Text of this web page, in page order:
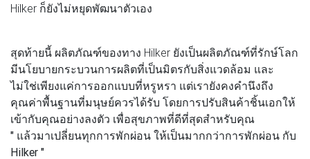
Hilker ก็ยังไม่หยุดพัฒนาตัวเอง
สุดท้ายนี้ ผลิตภัณฑ์ของทาง Hilker ยังเป็นผลิตภัณฑ์ที่รักษ์โลก
มีนโยบายกระบวนการผลิตที่เป็นมิตรกับสิ่งแวดล้อม และ
ไม่ใช่เพียงแค่การออกแบบที่หรูหรา แต่เรายังคงคำนึงถึง
คุณค่าพื้นฐานที่มนุษย์ควรได้รับ โดยการปรับสินค้าชิ้นเอกให้
เข้ากับคุณอย่างลงตัว เพื่อสุขภาพที่ดีที่สุดสำหรับคุณ
" แล้วมาเปลี่ยนทุกการพักผ่อน ให้เป็นมากกว่าการพักผ่อน กับ
Hilker "